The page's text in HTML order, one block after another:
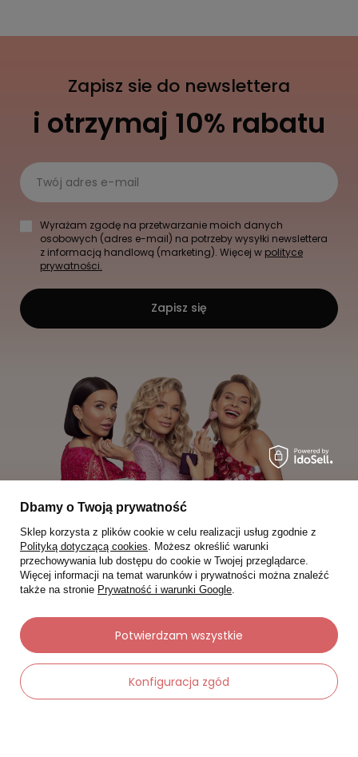
Zapisz sie do newslettera
i otrzymaj 10% rabatu
Twój adres e-mail
Wyrażam zgodę na przetwarzanie moich danych
osobowych (adres e-mail) na potrzeby wysyłki newslettera
z informacją handlową (marketing). Więcej w polityce
prywatności.
Zapisz się
Moje zamówienia
Status zamówienia
Śledzenie przesyłki
Chcę zareklamować produkt
Dbamy o Twoją prywatność
Sklep korzysta z plików cookie w celu realizacji usług zgodnie z
Polityką dotyczącą cookies. Możesz określić warunki
przechowywania lub dostępu do cookie w Twojej przeglądarce.
Więcej informacji na temat warunków i prywatności można znaleźć
także na stronie Prywatność i warunki Google.
Konfiguracja zgód
Potwierdzam wszystkie